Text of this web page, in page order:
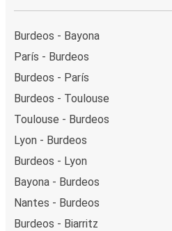
Burdeos - Bayona
París - Burdeos
Burdeos - París
Burdeos - Toulouse
Toulouse - Burdeos
Lyon - Burdeos
Burdeos - Lyon
Bayona - Burdeos
Nantes - Burdeos
Burdeos - Biarritz